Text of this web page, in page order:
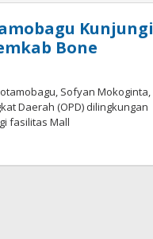
Kunjungi
Bone
Sofyan Mokoginta,
Daerah (OPD) dilingkungan
fasilitas Mall